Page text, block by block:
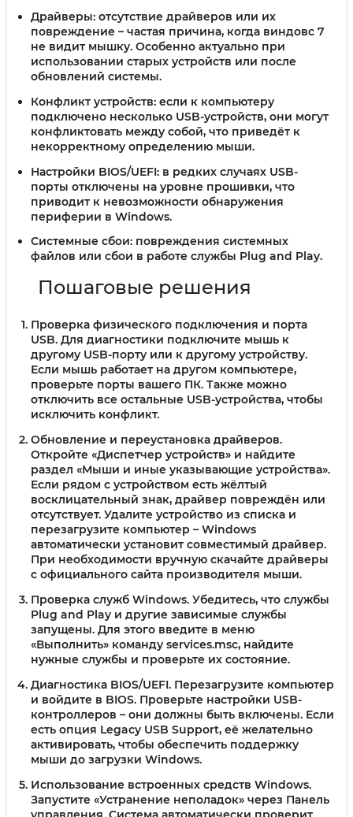
Драйверы: отсутствие драйверов или их
повреждение – частая причина, когда виндовс 7
не видит мышку. Особенно актуально при
использовании старых устройств или после
обновлений системы.
Конфликт устройств: если к компьютеру
подключено несколько USB-устройств, они могут
конфликтовать между собой, что приведёт к
некорректному определению мыши.
Настройки BIOS/UEFI: в редких случаях USB-
порты отключены на уровне прошивки, что
приводит к невозможности обнаружения
периферии в Windows.
Системные сбои: повреждения системных
файлов или сбои в работе службы Plug and Play.
Пошаговые решения
Проверка физического подключения и порта
USB. Для диагностики подключите мышь к
другому USB-порту или к другому устройству.
Если мышь работает на другом компьютере,
проверьте порты вашего ПК. Также можно
отключить все остальные USB-устройства, чтобы
исключить конфликт.
Обновление и переустановка драйверов.
Откройте «Диспетчер устройств» и найдите
раздел «Мыши и иные указывающие устройства».
Если рядом с устройством есть жёлтый
восклицательный знак, драйвер повреждён или
отсутствует. Удалите устройство из списка и
перезагрузите компьютер – Windows
автоматически установит совместимый драйвер.
При необходимости вручную скачайте драйверы
с официального сайта производителя мыши.
Проверка служб Windows. Убедитесь, что службы
Plug and Play и другие зависимые службы
запущены. Для этого введите в меню
«Выполнить» команду services.msc, найдите
нужные службы и проверьте их состояние.
Диагностика BIOS/UEFI. Перезагрузите компьютер
и войдите в BIOS. Проверьте настройки USB-
контроллеров – они должны быть включены. Если
есть опция Legacy USB Support, её желательно
активировать, чтобы обеспечить поддержку
мыши до загрузки Windows.
Использование встроенных средств Windows.
Запустите «Устранение неполадок» через Панель